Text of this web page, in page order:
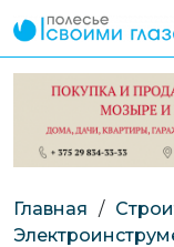
Главная /